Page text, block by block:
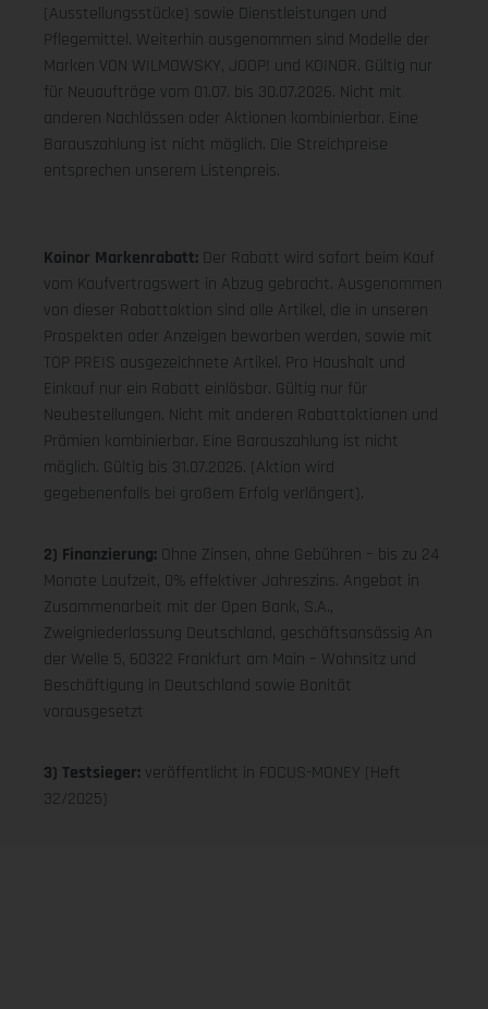
(Ausstellungsstücke) sowie Dienstleistungen und
Pflegemittel. Weiterhin ausgenommen sind Modelle der
Marken VON WILMOWSKY, JOOP! und KOINOR. Gültig nur
für Neuaufträge vom 01.07. bis 30.07.2026. Nicht mit
anderen Nachlässen oder Aktionen kombinierbar. Eine
Barauszahlung ist nicht möglich. Die Streichpreise
entsprechen unserem Listenpreis.
Koinor Markenrabatt: Der Rabatt wird sofort beim Kauf
vom Kaufvertragswert in Abzug gebracht. Ausgenommen
von dieser Rabattaktion sind alle Artikel, die in unseren
Prospekten oder Anzeigen beworben werden, sowie mit
TOP PREIS ausgezeichnete Artikel. Pro Haushalt und
Einkauf nur ein Rabatt einlösbar. Gültig nur für
Neubestellungen. Nicht mit anderen Rabattaktionen und
Prämien kombinierbar. Eine Barauszahlung ist nicht
möglich. Gültig bis 31.07.2026. (Aktion wird
gegebenenfalls bei großem Erfolg verlängert).
2) Finanzierung: Ohne Zinsen, ohne Gebühren – bis zu 24
Monate Laufzeit, 0% effektiver Jahreszins. Angebot in
Zusammenarbeit mit der Open Bank, S.A.,
Zweigniederlassung Deutschland, geschäftsansässig An
der Welle 5, 60322 Frankfurt am Main – Wohnsitz und
Beschäftigung in Deutschland sowie Bonität
vorausgesetzt
3) Testsieger: veröffentlicht in FOCUS-MONEY (Heft
32/2025)